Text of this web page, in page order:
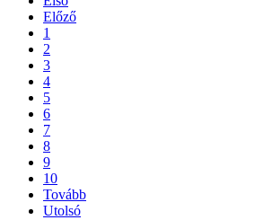
Előző
1
2
3
4
5
6
7
8
9
10
Tovább
Utolsó